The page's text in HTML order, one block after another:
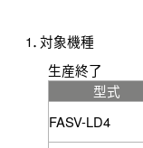
1．対象機種
生産終了
型式
FASV-LD4